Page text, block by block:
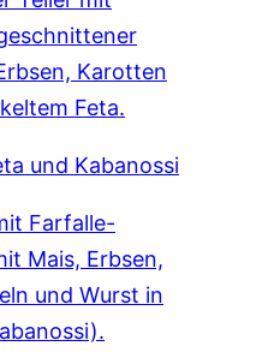
und Kabanossi